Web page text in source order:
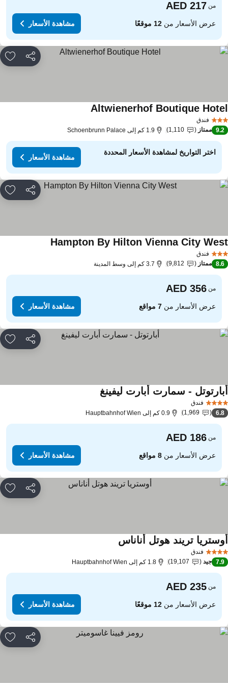
من
عرض الأسعار من12 موقعًا مشاهدة الأسعار
مشاركة
فندق
Altwienerhof Boutique مشاهدة الأسعار
9.2 ممتاز 1,110 1.9 كم إلى Schoenbrunn Palace
اختر التواريخ لمشاهدة الأسعار المحددة
مشاهدة الأسعار
مشاركة
فندق
Hampton By Hilton Vienna Cityمشاهدة الأسعار
8.6 ممتاز 9,812 3.7 كم إلى وسط المدينة
من
عرض الأسعار من7 مواقع مشاهدة الأسعار
مشاركة
فندق
- سمارت أبارت ليفينغمشاهدة الأسعار
6.8
1,969 0.9 كم إلى Hauptbahnhof Wien
من
عرض الأسعار من8 مواقع مشاهدة الأسعار
مشاركة
فندق
تريند هوتل أناناسمشاهدة الأسعار
7.9 جيد 19,107 1.8 كم إلى Hauptbahnhof Wien
من
عرض الأسعار من12 موقعًا مشاهدة الأسعار
مشاركة